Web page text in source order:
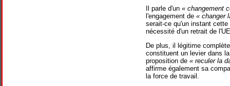
Il parle d'un « changement
l'engagement de « changer
serait-ce qu'un instant
nécessité d'un retrait de
De plus, il légitime
constituent un levier dans
proposition de « reculer la
affirme également sa
la force de travail.